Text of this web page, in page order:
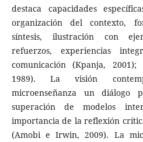
destaca capacidades
organización del contexto,
síntesis, ilustración con
refuerzos, experiencias
comunicación (Kpanja, 2001);
1989). La visión
microenseñanza un diálogo
superación de modelos
importancia de la reflexión
(Amobi e Irwin, 2009). La